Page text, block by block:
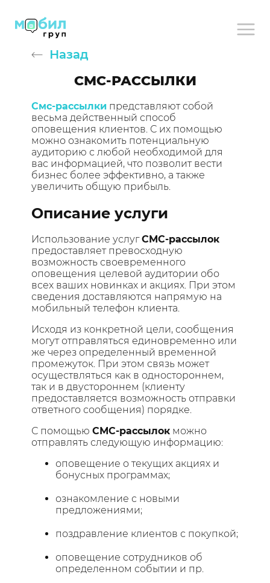
Назад
СМС-РАССЫЛКИ
Смс-рассылкипредставляют собой
весьма действенный способ
оповещения клиентов. С их помощью
можно ознакомить потенциальную
аудиторию с любой необходимой для
вас информацией, что позволит вести
бизнес более эффективно, а также
увеличить общую прибыль.
Описание услуги
Использование услугСМС-рассылок
предоставляет превосходную
возможность своевременного
оповещения целевой аудитории обо
всех ваших новинках и акциях. При этом
сведения доставляются напрямую на
мобильный телефон клиента.
Исходя из конкретной цели, сообщения
могут отправляться единовременно или
же через определенный временной
промежуток. При этом связь может
осуществляться как в одностороннем,
так и в двустороннем (клиенту
предоставляется возможность отправки
ответного сообщения) порядке.
С помощью СМС-рассылокможно
отправлять следующую информацию:
оповещение о текущих акциях и
бонусных программах;
ознакомление с новыми
предложениями;
поздравление клиентов с покупкой;
оповещение сотрудников об
определенном событии и пр.